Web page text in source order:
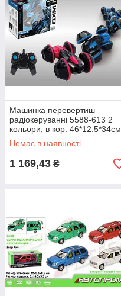
Машинка перевертиш
радіокеруванні 5588-613 2
кольори, в кор. 46*12.5*34см
Немає в наявності
1 169,43 ₴